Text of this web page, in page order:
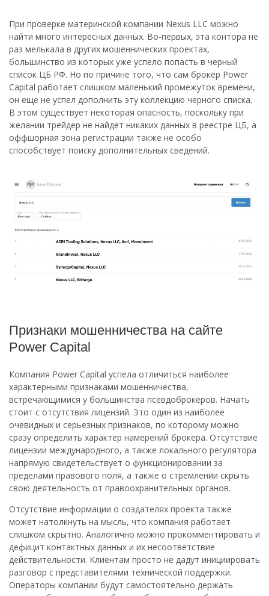
При проверке материнской компании Nexus LLC можно
найти много интересных данных. Во-первых, эта контора не
раз мелькала в других мошеннических проектах,
большинство из которых уже успело попасть в черный
список ЦБ РФ. Но по причине того, что сам брокер Power
Capital работает слишком маленький промежуток времени,
он еще не успел дополнить эту коллекцию черного списка.
В этом существует некоторая опасность, поскольку при
желании трейдер не найдет никаких данных в реестре ЦБ, а
оффшорная зона регистрации также не особо
способствует поиску дополнительных сведений.
Признаки мошенничества на сайте
Power Capital
Компания Power Capital успела отличиться наиболее
характерными признаками мошенничества,
встречающимися у большинства псевдоброкеров. Начать
стоит с отсутствия лицензий. Это один из наиболее
очевидных и серьезных признаков, по которому можно
сразу определить характер намерений брокера. Отсутствие
лицензии международного, а также локального регулятора
напрямую свидетельствует о функционировании за
пределами правового поля, а также о стремлении скрыть
свою деятельность от правоохранительных органов.
Отсутствие информации о создателях проекта также
может натолкнуть на мысль, что компания работает
слишком скрытно. Аналогично можно прокомментировать и
дефицит контактных данных и их несоответствие
действительности. Клиентам просто не дадут инициировать
разговор с представителями технической поддержки.
Операторы компании будут самостоятельно держать